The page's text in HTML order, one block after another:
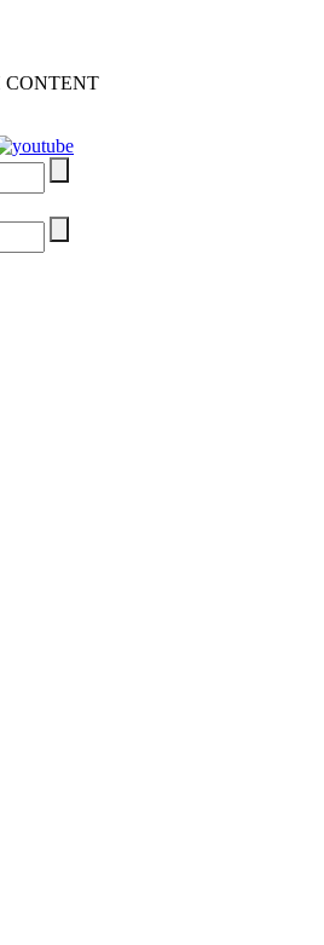
CONTENT